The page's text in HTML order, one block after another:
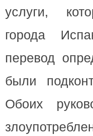
услуги,
города
перевод
были
Обоих